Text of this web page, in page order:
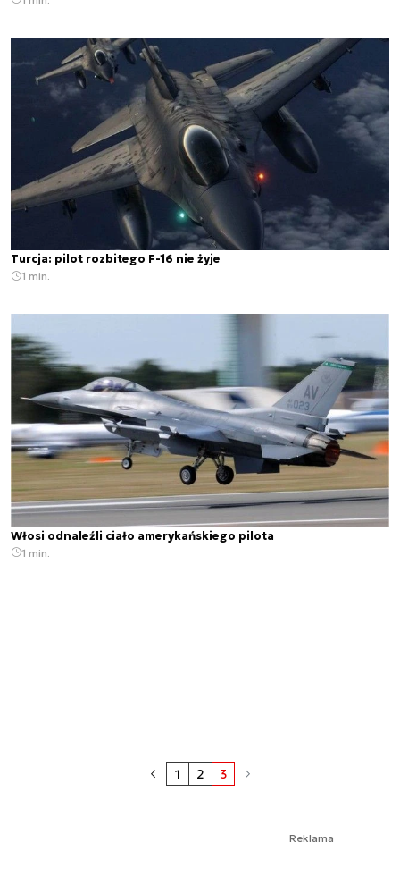
Turcja: pilot rozbitego F-16 nie żyje
1 min.
Włosi odnaleźli ciało amerykańskiego pilota
1 min.
1 2 3
Reklama